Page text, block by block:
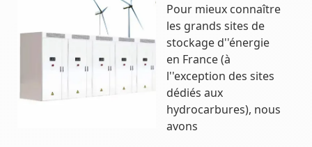
Pour mieux connaître
les grands sites de
stockage d''énergie
en France (à
l''exception des sites
dédiés aux
hydrocarbures), nous
avons